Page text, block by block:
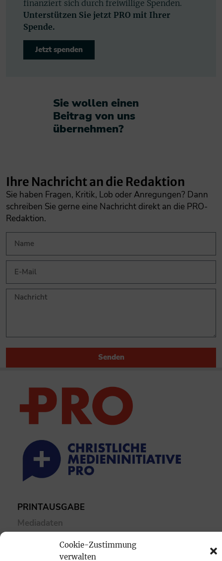
Cookie-Zustimmung
verwalten
finanziert sich durch freiwillige Spenden.
Unterstützen Sie jetzt PRO mit Ihrer
Spende.
Jetzt spenden
Sie wollen einen
Beitrag von uns
übernehmen?​
Ihre Nachricht an die Redaktion
Sie haben Fragen, Kritik, Lob oder Anregungen? Dann
schreiben Sie gerne eine Nachricht direkt an die PRO-
Redaktion.
Senden
PRINTAUSGABE
Mediadaten
PROKOMPAKT